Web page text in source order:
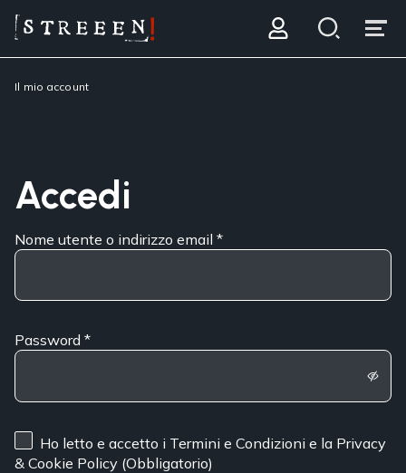
Il mio account
Accedi
Nome utente o indirizzo email*
Password*
Ho letto e accetto i Termini e Condizioni e la Privacy
& Cookie Policy (Obbligatorio)